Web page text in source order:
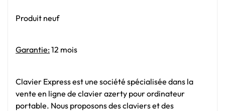
Produit neuf
Garantie:12 mois
Clavier Express est une société spécialisée dans la
vente en ligne de clavier azerty pour ordinateur
portable. Nous proposons des claviers et des